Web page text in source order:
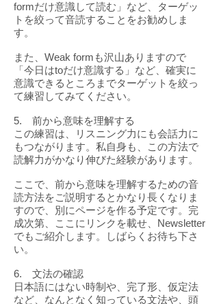
formだけ意識して読む」など、ターゲッ
トを絞って音読することをお勧めしま
す。
また、Weak formも沢山ありますので
「今日はtoだけ意識する」など、確実に
意識できるところまでターゲットを絞っ
て練習してみてください。
5. 前から意味を理解する
この練習は、リスニング力にも会話力に
もつながります。私自身も、この方法で
読解力がかなり伸びた経験があります。
ここで、前から意味を理解するための音
読方法をご説明するとかなり長くなりま
すので、別にページを作る予定です。完
成次第、ここにリンクを載せ、Newsletter
でもご紹介します。しばらくお待ち下さ
い。
6. 文法の確認
日本語にはない時制や、完了形、仮定法
など、なんとなく知っている文法や、頭